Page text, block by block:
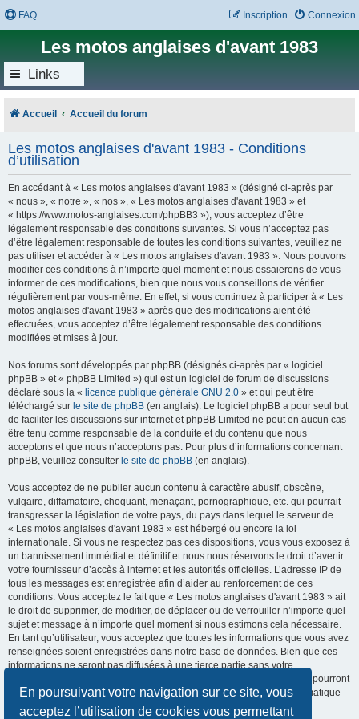
En poursuivant votre navigation sur ce site, vous
acceptez l’utilisation de cookies vous permettant
FAQ Connexion
Inscription
Les motos anglaises d'avant 1983
Links
Accueil Accueil du forum
Les motos anglaises d'avant 1983 - Conditions
d’utilisation
En accédant à « Les motos anglaises d'avant 1983 » (désigné ci-après par
« nous », « notre », « nos », « Les motos anglaises d'avant 1983 » et
« https://www.motos-anglaises.com/phpBB3 »), vous acceptez d’être
légalement responsable des conditions suivantes. Si vous n’acceptez pas
d’être légalement responsable de toutes les conditions suivantes, veuillez ne
pas utiliser et accéder à « Les motos anglaises d'avant 1983 ». Nous pouvons
modifier ces conditions à n’importe quel moment et nous essaierons de vous
informer de ces modifications, bien que nous vous conseillons de vérifier
régulièrement par vous-même. En effet, si vous continuez à participer à « Les
motos anglaises d'avant 1983 » après que des modifications aient été
effectuées, vous acceptez d’être légalement responsable des conditions
modifiées et mises à jour.
Nos forums sont développés par phpBB (désignés ci-après par « logiciel
phpBB » et « phpBB Limited ») qui est un logiciel de forum de discussions
déclaré sous la « licence publique générale GNU 2.0 » et qui peut être
téléchargé sur le site de phpBB (en anglais). Le logiciel phpBB a pour seul but
de faciliter les discussions sur internet et phpBB Limited ne peut en aucun cas
être tenu comme responsable de la conduite et du contenu que nous
acceptons et que nous n’acceptons pas. Pour plus d’informations concernant
phpBB, veuillez consulter le site de phpBB (en anglais).
Vous acceptez de ne publier aucun contenu à caractère abusif, obscène,
vulgaire, diffamatoire, choquant, menaçant, pornographique, etc. qui pourrait
transgresser la législation de votre pays, du pays dans lequel le serveur de
« Les motos anglaises d'avant 1983 » est hébergé ou encore la loi
internationale. Si vous ne respectez pas ces dispositions, vous vous exposez à
un bannissement immédiat et définitif et nous nous réservons le droit d’avertir
votre fournisseur d’accès à internet et les autorités officielles. L’adresse IP de
tous les messages est enregistrée afin d’aider au renforcement de ces
conditions. Vous acceptez le fait que « Les motos anglaises d'avant 1983 » ait
le droit de supprimer, de modifier, de déplacer ou de verrouiller n’importe quel
sujet et message à n’importe quel moment si nous estimons cela nécessaire.
En tant qu’utilisateur, vous acceptez que toutes les informations que vous avez
renseignées soient enregistrées dans notre base de données. Bien que ces
informations ne seront pas diffusées à une tierce partie sans votre
consentement, ni « Les motos anglaises d'avant 1983 », ni phpBB, ne pourront
être tenus comme responsables en cas de tentative de piratage informatique
visant à compromettre vos données.